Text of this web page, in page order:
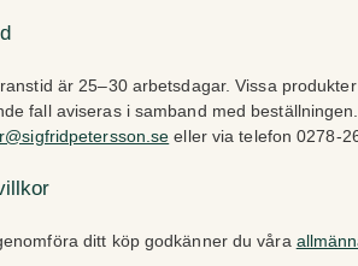
är 25–30 arbetsdagar. Vissa
fall aviseras i samband med
eller via telefon 0278-
ditt köp godkänner du våra